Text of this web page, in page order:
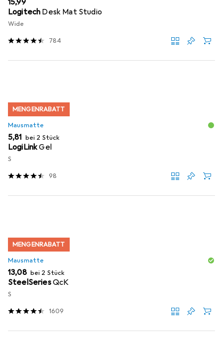
EUR
15,99
Logitech Desk Mat Studio
Wide
784
MENGENRABATT
Mausmatte
EUR
5,81 bei 2 Stück
LogiLinkGel
S
98
MENGENRABATT
Mausmatte
EUR
13,08 bei 2 Stück
SteelSeriesQcK
S
1609